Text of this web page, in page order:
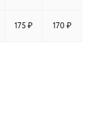
175 ₽ 170 ₽